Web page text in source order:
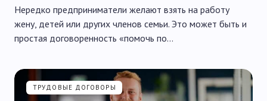
Нередко предприниматели желают взять на работу
жену, детей или других членов семьи. Это может быть и
простая договоренность «помочь по…
ТРУДОВЫЕ ДОГОВОРЫ